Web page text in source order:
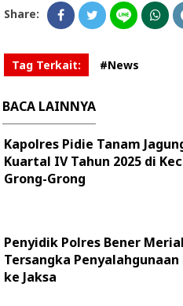
Share:
Tag Terkait: #News
BACA LAINNYA
Kapolres Pidie Tanam
Kuartal IV Tahun 2025 di
Grong-Grong
Penyidik Polres Bener
Tersangka Penyalahgunaan
ke Jaksa